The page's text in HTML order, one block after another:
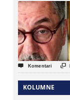
 Komentari 
KOLUMNE